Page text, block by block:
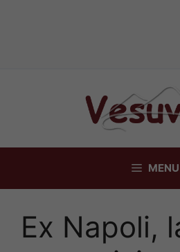
MENU
Ex Napoli,